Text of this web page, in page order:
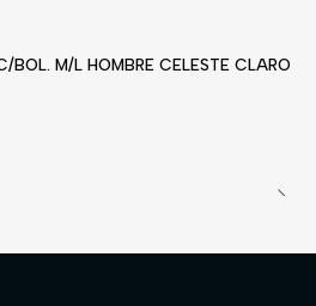
BOL. M/L HOMBRE CELESTE CLARO